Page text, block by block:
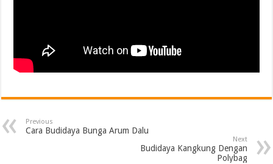
Previous
Cara Budidaya Bunga Arum Dalu
Next
Budidaya Kangkung Dengan
Polybag